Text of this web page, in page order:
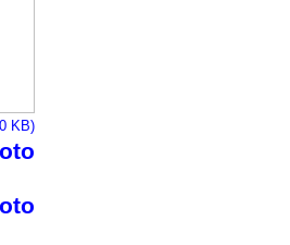
KB)